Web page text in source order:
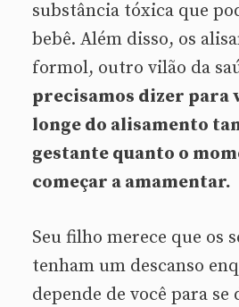
substância tóxica que
bebê. Além disso, os
formol, outro vilão da
precisamos dizer para
longe do alisamento
gestante quanto o
começar a amamentar.
Seu filho merece que os
tenham um descanso
depende de você para se